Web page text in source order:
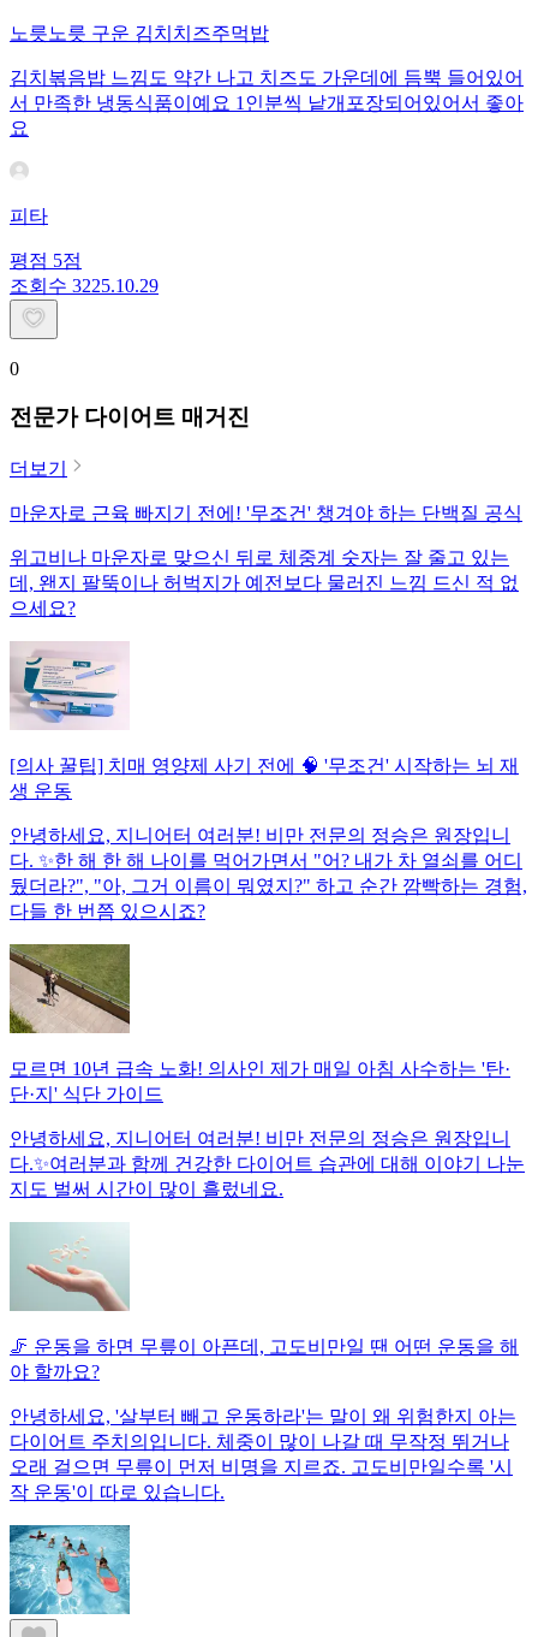
노릇노릇 구운 김치치즈주먹밥
김치볶음밥 느낌도 약간 나고 치즈도 가운데에 듬뿍 들어있어
서 만족한 냉동식품이예요 1인분씩 낱개포장되어있어서 좋아
요
피타
평점 5점
조회수 3225.10.29
0
전문가 다이어트 매거진
더보기
마운자로 근육 빠지기 전에! '무조건' 챙겨야 하는 단백질 공식
위고비나 마운자로 맞으신 뒤로 체중계 숫자는 잘 줄고 있는
데, 왠지 팔뚝이나 허벅지가 예전보다 물러진 느낌 드신 적 없
으세요?
[의사 꿀팁] 치매 영양제 사기 전에 🧠 '무조건' 시작하는 뇌 재
생 운동
안녕하세요, 지니어터 여러분! 비만 전문의 정승은 원장입니
다. ✨한 해 한 해 나이를 먹어가면서 "어? 내가 차 열쇠를 어디
뒀더라?", "아, 그거 이름이 뭐였지?" 하고 순간 깜빡하는 경험,
다들 한 번쯤 있으시죠?
모르면 10년 급속 노화! 의사인 제가 매일 아침 사수하는 '탄·
단·지' 식단 가이드
안녕하세요, 지니어터 여러분! 비만 전문의 정승은 원장입니
다.✨여러분과 함께 건강한 다이어트 습관에 대해 이야기 나눈
지도 벌써 시간이 많이 흘렀네요.
🦵 운동을 하면 무릎이 아픈데, 고도비만일 땐 어떤 운동을 해
야 할까요?
안녕하세요, '살부터 빼고 운동하라'는 말이 왜 위험한지 아는
다이어트 주치의입니다. 체중이 많이 나갈 때 무작정 뛰거나
오래 걸으면 무릎이 먼저 비명을 지르죠. 고도비만일수록 '시
작 운동'이 따로 있습니다.